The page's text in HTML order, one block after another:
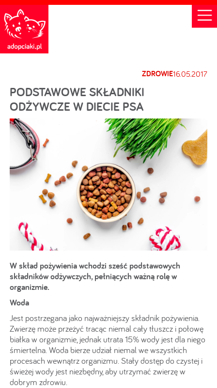
ZDROWIE16.05.2017
PODSTAWOWE SKŁADNIKI
ODŻYWCZE W DIECIE PSA
W skład pożywienia wchodzi sześć podstawowych
składników odżywczych, pełniących ważną rolę w
organizmie.
Woda
Jest postrzegana jako najważniejszy składnik pożywienia.
Zwierzę może przeżyć tracąc niemal cały tłuszcz i połowę
białka w organizmie, jednak utrata 15% wody jest dla niego
śmiertelna. Woda bierze udział niemal we wszystkich
procesach wewnątrz organizmu. Stały dostęp do czystej i
świeżej wody jest niezbędny, aby utrzymać zwierzę w
dobrym zdrowiu.